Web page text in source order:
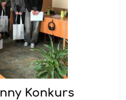
Konkurs